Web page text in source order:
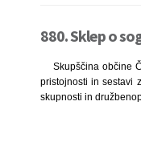
880. Sklep o
Skupščina občine
pristojnosti in sestavi
skupnosti in